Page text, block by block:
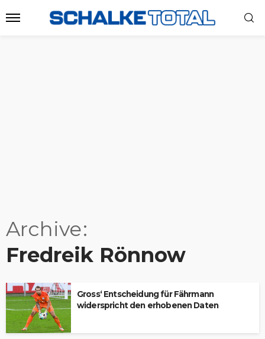
Archive
Fredreik Rönnow
Gross‘ Entscheidung für Fährmann
widerspricht den erhobenen Daten